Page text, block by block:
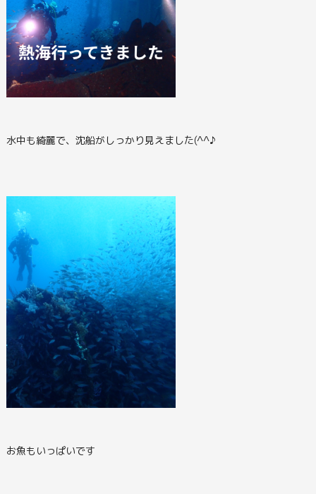
水中も綺麗で、沈船がしっかり見えました(^^♪
お魚もいっぱいです